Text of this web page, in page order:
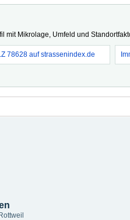
mit Mikrolage, Umfeld und
78628 auf strassenindex.de